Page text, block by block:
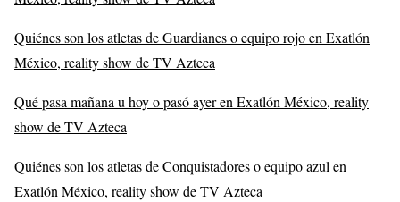
Quiénes son los atletas de Guardianes o equipo rojo en Exatlón
México, reality show de TV Azteca
Qué pasa mañana u hoy o pasó ayer en Exatlón México, reality
show de TV Azteca
Quiénes son los atletas de Conquistadores o equipo azul en
Exatlón México, reality show de TV Azteca